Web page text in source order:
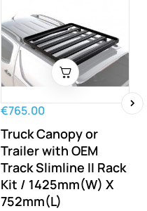
€765.00
Truck Canopy or
Trailer with OEM
Track Slimline II Rack
Kit / 1425mm(W) X
752mm(L)